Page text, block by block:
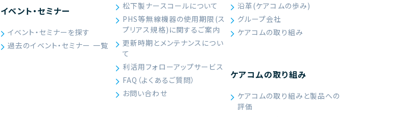
イベント・セミナー
イベント・セミナーを探す
過去のイベント・セミナー 一覧
松下製ナースコールについて
PHS等無線機器の使用期限(ス
プリアス規格)に関するご案内
更新時期とメンテナンスについ
て
利活用フォローアップサービス
FAQ（よくあるご質問）
お問い合わせ
沿革(ケアコムの歩み)
グループ会社
ケアコムの取り組み
ケアコムの取り組み
ケアコムの取り組みと製品への
評価